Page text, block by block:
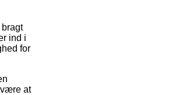
ind i
for
at